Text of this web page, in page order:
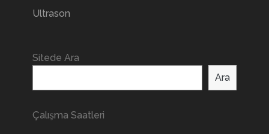
Ultrason
Sitede Ara
Ara
Çalışma Saatleri